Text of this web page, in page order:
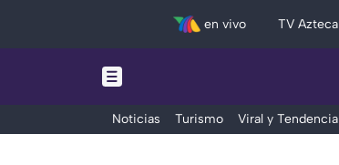
en vivo TV Azteca
Noticias Turismo Viral y Tendencia